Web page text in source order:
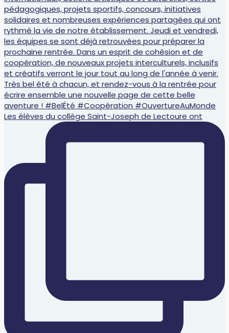
Les élèves du collège Saint-Joseph de Lectoure ont